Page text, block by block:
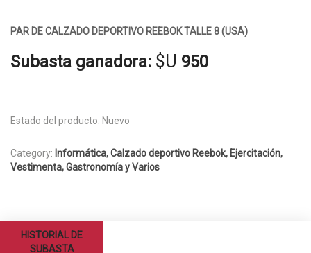
PAR DE CALZADO DEPORTIVO REEBOK TALLE 8 (USA)
Subasta ganadora: $U 950
Estado del producto: Nuevo
Category: Informática, Calzado deportivo Reebok, Ejercitación,
Vestimenta, Gastronomía y Varios
HISTORIAL DE
SUBASTA